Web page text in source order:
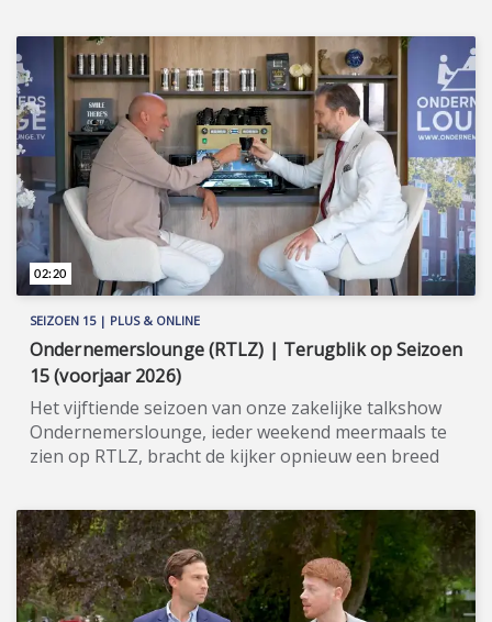
advocaat Peter Plasman als zijn 'running mate'.
Deze heren zijn te gast in seizoen 2 van
Ondernemerslounge, net als de Wassenaarse
advocaat Sébas Diekstra en ondernemer Mick de
Vlieger. Meer informatie: www.wijzijncodeoranje.nl.
SEIZOEN 15 | PLUS & ONLINE
Ondernemerslounge (RTLZ) | Terugblik op Seizoen
15 (voorjaar 2026)
Het vijftiende seizoen van onze zakelijke talkshow
Ondernemerslounge, ieder weekend meermaals te
zien op RTLZ, bracht de kijker opnieuw een breed
gebied van ondernemerschap, investeren en
genieten van het leven. Onze studio in het koetshuis
van Kasteel Hoekelum werd hierbij zoals altijd
ingericht met het statige meubilair van Jan Frantzen.
Bovendien werd de studio dit seizoen verrijkt met de
02:20